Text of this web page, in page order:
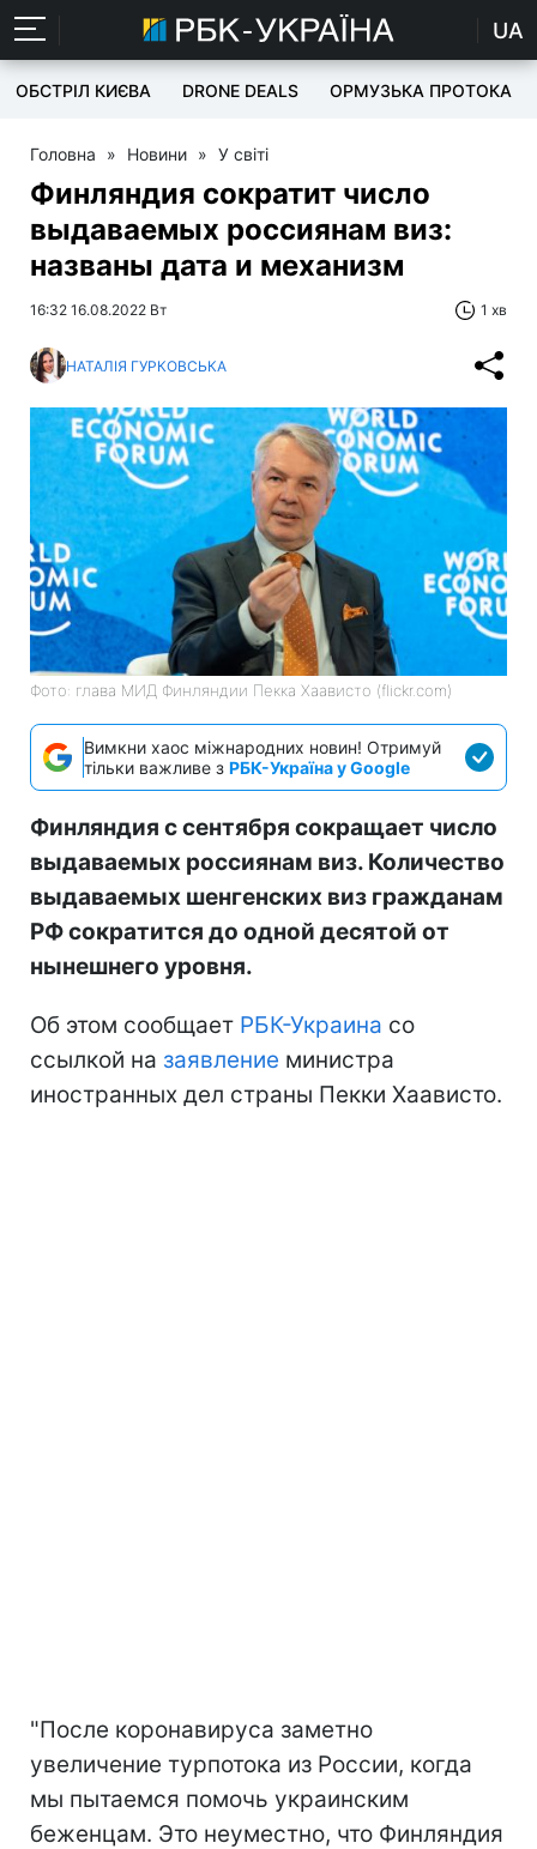
UA
ОБСТРІЛ КИЄВА DRONE DEALS ОРМУЗЬКА ПРОТОКА
Головна » Новини » У світі
Финляндия сократит число
выдаваемых россиянам виз:
названы дата и механизм
16:32 16.08.2022 Вт 1 хв
НАТАЛІЯ ГУРКОВСЬКА
Фото: глава МИД Финляндии Пекка Хаависто (flickr.com)
Вимкни хаос міжнародних новин! Отримуй
тільки важливе з РБК-Україна у Google
Финляндия с сентября сокращает число
выдаваемых россиянам виз. Количество
выдаваемых шенгенских виз гражданам
РФ сократится до одной десятой от
нынешнего уровня.
Об этом сообщает РБК-Украина со
ссылкой на заявление министра
иностранных дел страны Пекки Хаависто.
"После коронавируса заметно
увеличение турпотока из России, когда
мы пытаемся помочь украинским
беженцам. Это неуместно, что Финляндия